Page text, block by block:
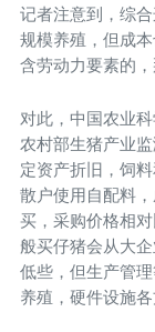
记者注意到，综
规模养殖，但成
含劳动力要素的
对此，中国农业
农村部生猪产业
定资产折旧，饲
散户使用自配料
买，采购价格相
般买仔猪会从大
低些，但生产管
养殖，硬件设施